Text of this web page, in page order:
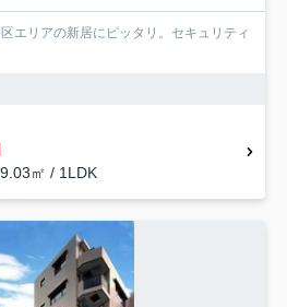
エリアの新居にピッタリ。セキュリティ
㎡ / 1LDK